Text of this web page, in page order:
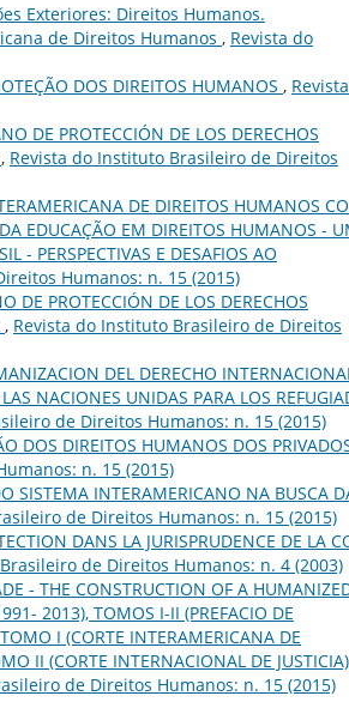
Exteriores: Direitos Humanos.
de Direitos Humanos , Revista do
DOS DIREITOS HUMANOS ,
DE PROTECCIÓN DE LOS DERECHOS
, Revista do Instituto Brasileiro de Direitos
DE DIREITOS HUMANOS
EDUCAÇÃO EM DIREITOS HUMANOS -
- PERSPECTIVAS E DESAFIOS AO
Humanos: n. 15 (2015)
DE PROTECCIÓN DE LOS DERECHOS
, Revista do Instituto Brasileiro de Direitos
DEL DERECHO
NACIONES UNIDAS PARA LOS
de Direitos Humanos: n. 15 (2015)
DOS DIREITOS HUMANOS DOS
n. 15 (2015)
SISTEMA INTERAMERICANO NA BUSCA
de Direitos Humanos: n. 15 (2015)
DANS LA JURISPRUDENCE DE LA
de Direitos Humanos: n. 4 (2003)
- THE CONSTRUCTION OF A
2013), TOMOS I-II (PREFACIO DE
I (CORTE INTERAMERICANA DE
II (CORTE INTERNACIONAL DE
de Direitos Humanos: n. 15 (2015)